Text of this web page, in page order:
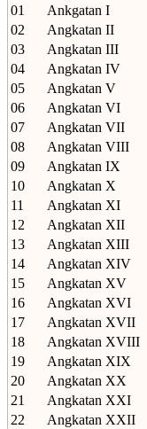
01
Ankgatan I
02
Angkatan II
03
Angkatan III
04
Angkatan IV
05
Angkatan V
06
Angkatan VI
07
Angkatan VII
08
Angkatan VIII
09
Angkatan IX
10
Angkatan X
11
Angkatan XI
12
Angkatan XII
13
Angkatan XIII
14
Angkatan XIV
15
Angkatan XV
16
Angkatan XVI
17
Angkatan XVII
18
Angkatan XVIII
19
Angkatan XIX
20
Angkatan XX
21
Angkatan XXI
22
Angkatan XXII